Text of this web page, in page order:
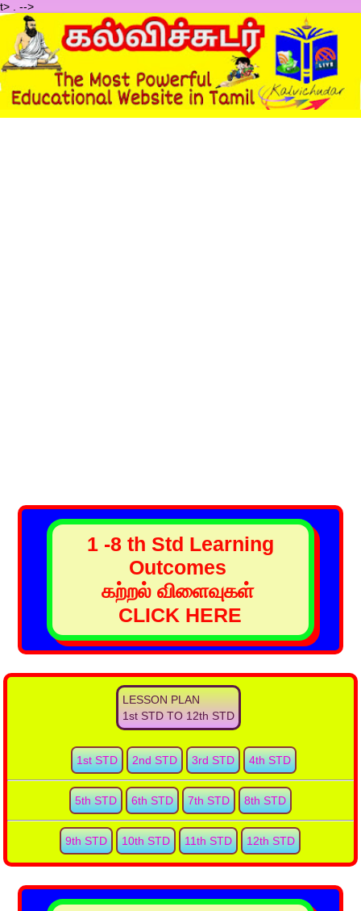
t> -->
1 -8 th Std Learning
Outcomes
கற்றல் விளைவுகள்
CLICK HERE
LESSON PLAN
1st STD TO 12th STD
1st STD 2nd STD 3rd STD 4th STD
5th STD 6th STD 7th STD 8th STD
9th STD 10th STD 11th STD 12th STD